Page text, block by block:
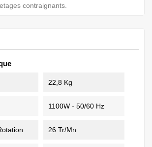
contraignants.
22,8 Kg
1100W - 50/60 Hz
26 Tr/mn